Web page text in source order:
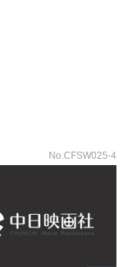
No.CFSW025-4